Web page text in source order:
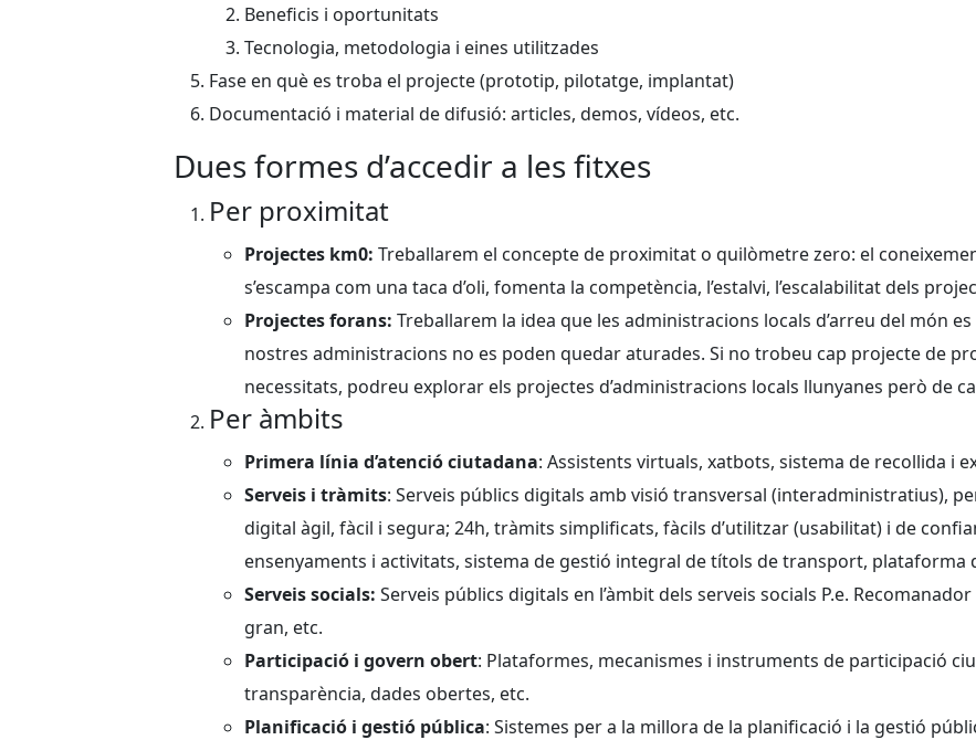
Beneficis i oportunitats
Tecnologia, metodologia i eines utilitzades
Fase en què es troba el projecte (prototip, pilotatge, implantat)
Documentació i material de difusió: articles, demos, vídeos, etc.
Dues formes d’accedir a les fitxes
Per proximitat
Projectes km0: Treballarem el concepte de proximitat o quilòmetre zero: el
s’escampa com una taca d’oli, fomenta la competència, l’estalvi, l’escalabilitat dels
Projectes forans: Treballarem la idea que les administracions locals d’arreu del món
nostres administracions no es poden quedar aturades. Si no trobeu cap projecte de
necessitats, podreu explorar els projectes d’administracions locals llunyanes però de
Per àmbits
Primera línia d’atenció ciutadana: Assistents virtuals, xatbots, sistema de recollida i
Serveis i tràmits: Serveis públics digitals amb visió transversal (interadministratius),
digital àgil, fàcil i segura; 24h, tràmits simplificats, fàcils d’utilitzar (usabilitat) i de
ensenyaments i activitats, sistema de gestió integral de títols de transport, plataforma
Serveis socials: Serveis públics digitals en l’àmbit dels serveis socials P.e.
gran, etc.
Participació i govern obert: Plataformes, mecanismes i instruments de participació
transparència, dades obertes, etc.
Planificació i gestió pública: Sistemes per a la millora de la planificació i la gestió